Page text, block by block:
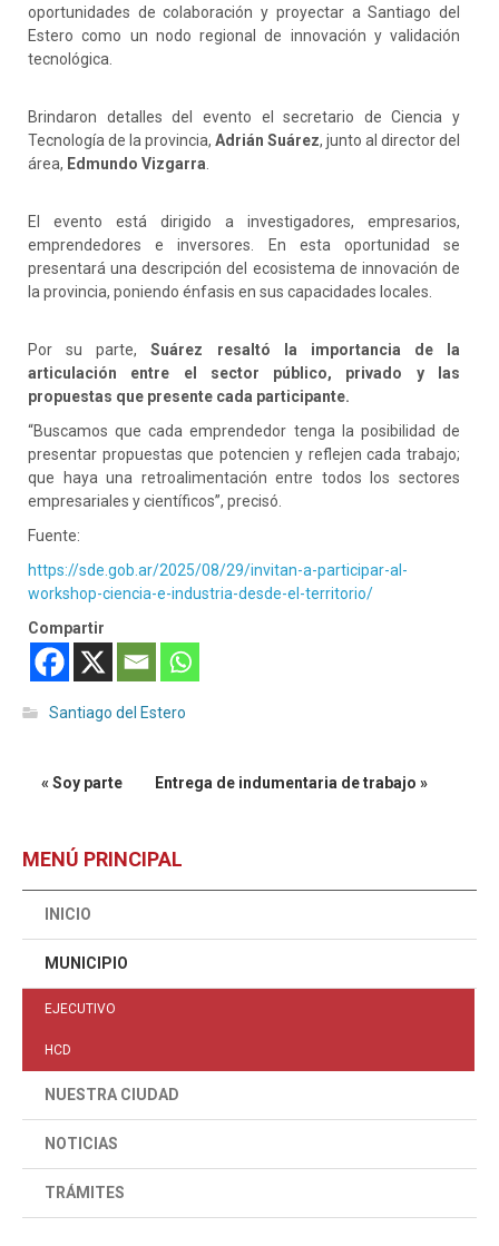
oportunidades de colaboración y proyectar a Santiago del
Estero como un nodo regional de innovación y validación
tecnológica.
Brindaron detalles del evento el secretario de Ciencia y
Tecnología de la provincia, Adrián Suárez, junto al director del
área, Edmundo Vizgarra.
El evento está dirigido a investigadores, empresarios,
emprendedores e inversores. En esta oportunidad se
presentará una descripción del ecosistema de innovación de
la provincia, poniendo énfasis en sus capacidades locales.
Por su parte,Suárez resaltó la importancia de la
articulación entre el sector público, privado y las
propuestas que presente cada participante.
“Buscamos que cada emprendedor tenga la posibilidad de
presentar propuestas que potencien y reflejen cada trabajo;
que haya una retroalimentación entre todos los sectores
empresariales y científicos”, precisó.
Fuente:
https://sde.gob.ar/2025/08/29/invitan-a-participar-al-
workshop-ciencia-e-industria-desde-el-territorio/
Compartir
Santiago del Estero
« Soy parte Entrega de indumentaria de trabajo »
MENÚ PRINCIPAL
INICIO
MUNICIPIO
EJECUTIVO
HCD
NUESTRA CIUDAD
NOTICIAS
TRÁMITES